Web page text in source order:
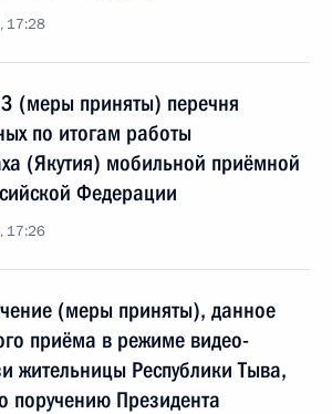
17:28
(меры приняты) перечня
по итогам работы
(Якутия) мобильной приёмной
Федерации
17:26
(меры приняты), данное
приёма в режиме видео-
жительницы Республики Тыва,
поручению Президента